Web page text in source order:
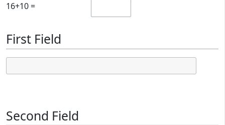
16+10 =
First Field
Second Field